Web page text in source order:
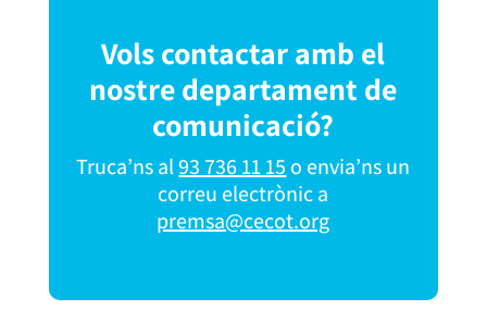
Vols contactar amb el
nostre departament de
comunicació?
Truca’ns al93 736 11 15 o envia’ns un
correu electrònic a
premsa@cecot.org